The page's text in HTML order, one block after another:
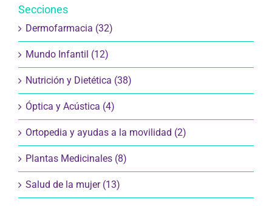
Secciones
Dermofarmacia (32)
Mundo Infantil (12)
Nutrición y Dietética (38)
Óptica y Acústica (4)
Ortopedia y ayudas a la movilidad (2)
Plantas Medicinales (8)
Salud de la mujer (13)